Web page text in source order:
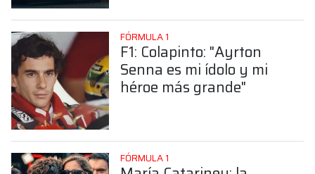
FÓRMULA 1
F1: Colapinto: "Ayrton
Senna es mi ídolo y mi
héroe más grande"
FÓRMULA 1